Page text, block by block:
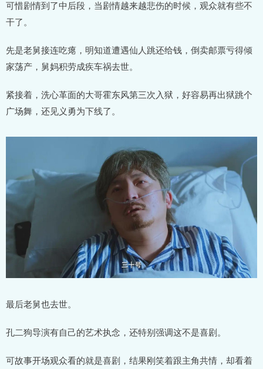
可惜剧情到了中后段，当剧情越来越悲伤的时候，观众就有些不
干了。
先是老舅接连吃瘪，明知道遭遇仙人跳还给钱，倒卖邮票亏得倾
家荡产，舅妈积劳成疾车祸去世。
紧接着，洗心革面的大哥霍东风第三次入狱，好容易再出狱跳个
广场舞，还见义勇为下线了。
最后老舅也去世。
孔二狗导演有自己的艺术执念，还特别强调这不是喜剧。
可故事开场观众看的就是喜剧，结果刚笑着跟主角共情，却看着